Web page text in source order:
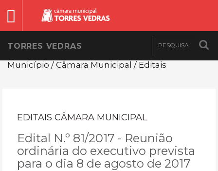
TORRES VEDRAS
Município / Câmara Municipal / Editais
EDITAIS CÂMARA MUNICIPAL
Edital N.º 81/2017 - Reunião
ordinária do executivo prevista
para o dia 8 de agosto de 2017